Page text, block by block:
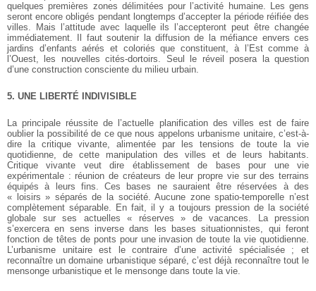
quelques premières zones délimitées pour l’activité humaine. Les gens
seront encore obligés pendant longtemps d’accepter la période réifiée des
villes. Mais l’attitude avec laquelle ils l’accepteront peut être changée
immédiatement. Il faut soutenir la diffusion de la méfiance envers ces
jardins d’enfants aérés et coloriés que constituent, à l’Est comme à
l’Ouest, les nouvelles cités-dortoirs. Seul le réveil posera la question
d’une construction consciente du milieu urbain.
5. UNE LIBERTÉ INDIVISIBLE
La principale réussite de l’actuelle planification des villes est de faire
oublier la possibilité de ce que nous appelons urbanisme unitaire, c’est-à-
dire la critique vivante, alimentée par les tensions de toute la vie
quotidienne, de cette manipulation des villes et de leurs habitants.
Critique vivante veut dire établissement de bases pour une vie
expérimentale : réunion de créateurs de leur propre vie sur des terrains
équipés à leurs fins. Ces bases ne sauraient être réservées à des
« loisirs » séparés de la société. Aucune zone spatio-temporelle n’est
complètement séparable. En fait, il y a toujours pression de la société
globale sur ses actuelles « réserves » de vacances. La pression
s’exercera en sens inverse dans les bases situationnistes, qui feront
fonction de têtes de ponts pour une invasion de toute la vie quotidienne.
L’urbanisme unitaire est le contraire d’une activité spécialisée ; et
reconnaître un domaine urbanistique séparé, c’est déjà reconnaître tout le
mensonge urbanistique et le mensonge dans toute la vie.